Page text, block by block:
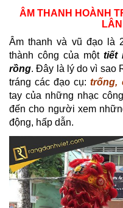
ÂM THANH HOÀNH
Âm thanh và vũ đạo là
thành công của mộttiết
rồng. Đây là lý do vì sao
tráng các đạo cụ: trống,
tay của những nhạc
đến cho người xem
động, hấp dẫn.